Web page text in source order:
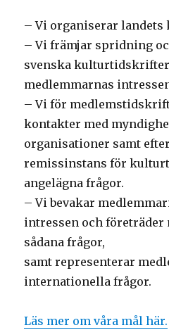
– Vi organiserar
– Vi främjar spridning
svenska
medlemmarnas
– Vi för
kontakter med
organisationer samt
remissinstans för
angelägna frågor.
– Vi bevakar
intressen och företräder
sådana frågor,
samt representerar
internationella frågor.
Läs mer om våra mål här.